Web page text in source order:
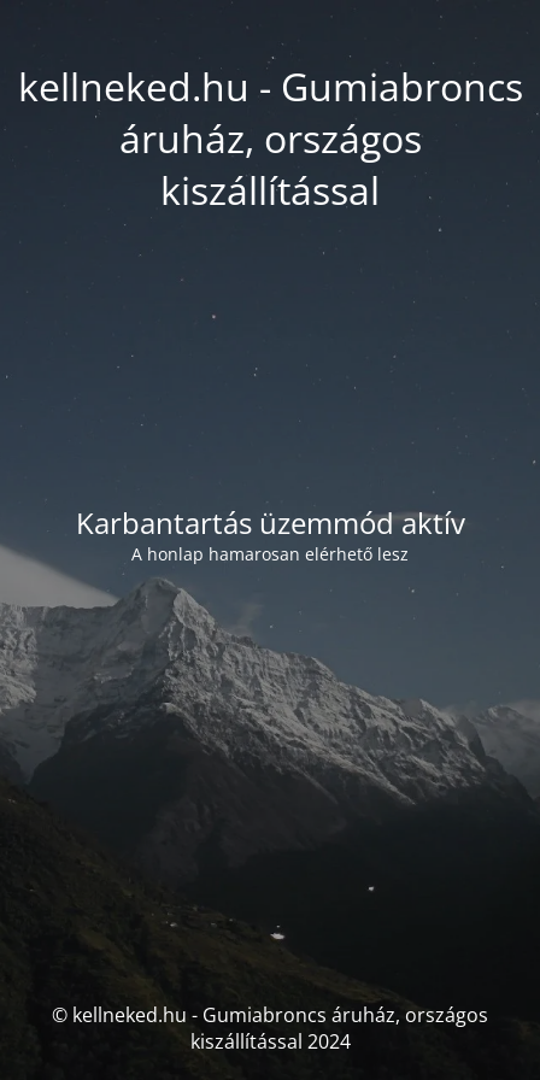
kellneked.hu - Gumiabroncs
áruház, országos
kiszállítással
Karbantartás üzemmód aktív
A honlap hamarosan elérhető lesz
© kellneked.hu - Gumiabroncs áruház, országos
kiszállítással 2024